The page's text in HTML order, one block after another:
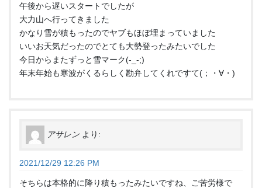
午後から遅いスタートでしたが
大力山へ行ってきました
かなり雪が積もったのでヤブもほぼ埋まっていました
いいお天気だったのでとても大勢登ったみたいでした
今日からまたずっと雪マーク(-_-;)
年末年始も寒波がくるらしく勘弁してくれですて(；・∀・)
アサレン より:
2021/12/29 12:26 PM
そちらは本格的に降り積もったみたいですね、ご苦労様で